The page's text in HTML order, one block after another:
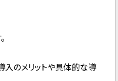
のメリットや具体的な導